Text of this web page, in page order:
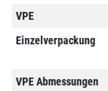
VPE
Einzelverpackung
VPE Abmessungen